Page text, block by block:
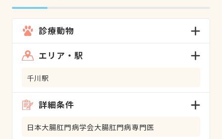
診療動物
エリア・駅
千川駅
詳細条件
日本大腸肛門病学会大腸肛門病専門医